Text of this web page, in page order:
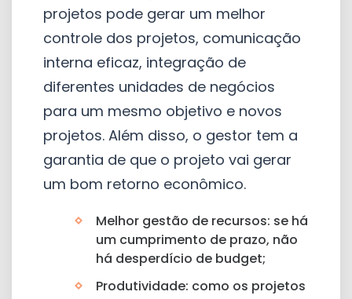
projetos pode gerar um melhor
controle dos projetos, comunicação
interna eficaz, integração de
diferentes unidades de negócios
para um mesmo objetivo e novos
projetos. Além disso, o gestor tem a
garantia de que o projeto vai gerar
um bom retorno econômico.
Melhor gestão de recursos: se há
um cumprimento de prazo, não
há desperdício de budget;
Produtividade: como os projetos